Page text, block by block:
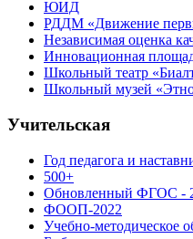
ЮИД
РДДМ «Движение
Независимая оценка
Инновационная
Школьный театр
Школьный музей
Учительская
Год педагога и
500+
Обновленный ФГОС -
ФООП-2022
Учебно-методическое